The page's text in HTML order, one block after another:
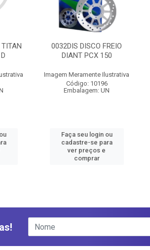
0032DIS DISCO FREIO
DIANT PCX 150
Imagem Meramente Ilustrativa
Código: 10196
Embalagem: UN
Faça seu login ou
cadastre-se para
ver preços e
comprar